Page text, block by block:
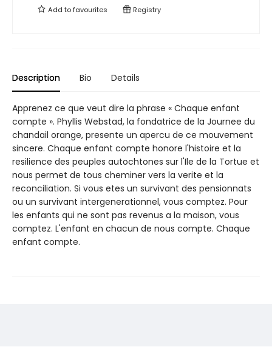
Add tofavourites Registry
Description Bio Details
Apprenez ce que veut dire la phrase « Chaque enfant
compte ». Phyllis Webstad, la fondatrice de la Journee du
chandail orange, presente un apercu de ce mouvement
sincere. Chaque enfant compte honore l'histoire et la
resilience des peuples autochtones sur l'Ile de la Tortue et
nous permet de tous cheminer vers la verite et la
reconciliation. Si vous etes un survivant des pensionnats
ou un survivant intergenerationnel, vous comptez. Pour
les enfants qui ne sont pas revenus a la maison, vous
comptez. L'enfant en chacun de nous compte. Chaque
enfant compte.